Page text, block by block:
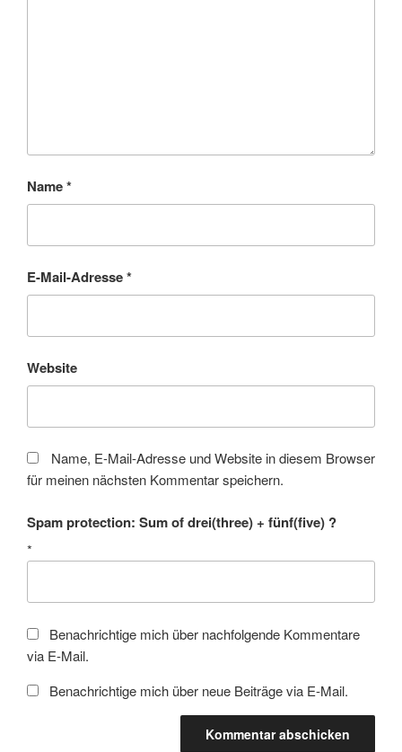
Name*
E-Mail-Adresse*
Website
Name, E-Mail-Adresse und Website in diesem Browser
für meinen nächsten Kommentar speichern.
Spam protection: Sum of drei(three) + fünf(five) ?
*
Benachrichtige mich über nachfolgende Kommentare
via E-Mail.
Benachrichtige mich über neue Beiträge via E-Mail.